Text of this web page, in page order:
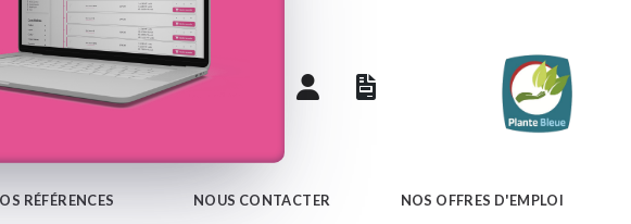
ligne Notre catalogue
RÉFÉRENCES NOUS CONTACTER NOS OFFRES D'EMPLOI